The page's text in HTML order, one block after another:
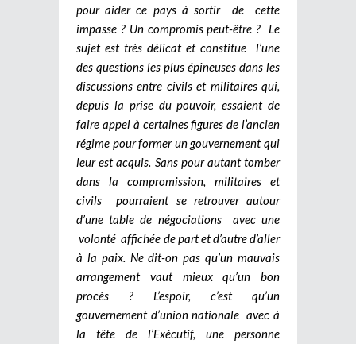
pour aider ce pays à sortir de cette
impasse ? Un compromis peut-être ? Le
sujet est très délicat et constitue l’une
des questions les plus épineuses dans les
discussions entre civils et militaires qui,
depuis la prise du pouvoir, essaient de
faire appel à certaines figures de l’ancien
régime pour former un gouvernement qui
leur est acquis. Sans pour autant tomber
dans la compromission, militaires et
civils pourraient se retrouver autour
d’une table de négociations avec une
volonté affichée de part et d’autre d’aller
à la paix. Ne dit-on pas qu’un mauvais
arrangement vaut mieux qu’un bon
procès ? L’espoir, c’est qu’un
gouvernement d’union nationale avec à
la tête de l’Exécutif, une personne